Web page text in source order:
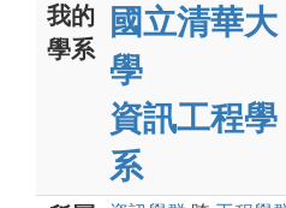
我的
學系
國立清華大
學
資訊工程學
系